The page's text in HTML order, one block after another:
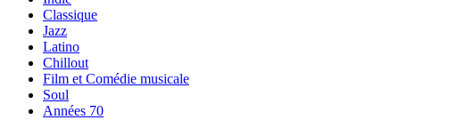
Classique
Jazz
Latino
Chillout
Film et Comédie musicale
Soul
Années 70